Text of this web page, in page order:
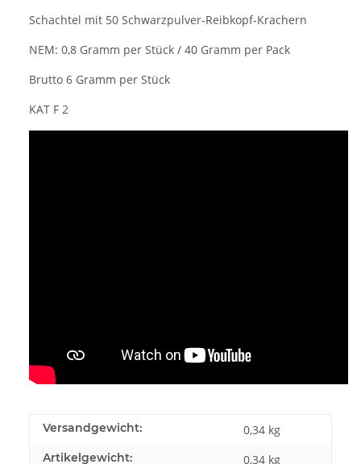
Schachtel mit 50 Schwarzpulver-Reibkopf-Krachern
NEM: 0,8 Gramm per Stück / 40 Gramm per Pack
Brutto 6 Gramm per Stück
KAT F 2
Versandgewicht: 0,34 kg
Artikelgewicht: 0,34 kg